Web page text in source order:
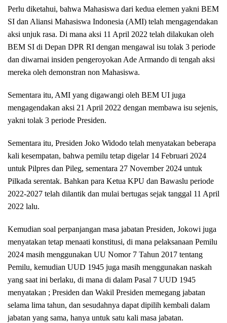
Perlu diketahui, bahwa Mahasiswa dari kedua elemen yakni BEM
SI dan Aliansi Mahasiswa Indonesia (AMI) telah mengagendakan
aksi unjuk rasa. Di mana aksi 11 April 2022 telah dilakukan oleh
BEM SI di Depan DPR RI dengan mengawal isu tolak 3 periode
dan diwarnai insiden pengeroyokan Ade Armando di tengah aksi
mereka oleh demonstran non Mahasiswa.
Sementara itu, AMI yang digawangi oleh BEM UI juga
mengagendakan aksi 21 April 2022 dengan membawa isu sejenis,
yakni tolak 3 periode Presiden.
Sementara itu, Presiden Joko Widodo telah menyatakan beberapa
kali kesempatan, bahwa pemilu tetap digelar 14 Februari 2024
untuk Pilpres dan Pileg, sementara 27 November 2024 untuk
Pilkada serentak. Bahkan para Ketua KPU dan Bawaslu periode
2022-2027 telah dilantik dan mulai bertugas sejak tanggal 11 April
2022 lalu.
Kemudian soal perpanjangan masa jabatan Presiden, Jokowi juga
menyatakan tetap menaati konstitusi, di mana pelaksanaan Pemilu
2024 masih menggunakan UU Nomor 7 Tahun 2017 tentang
Pemilu, kemudian UUD 1945 juga masih menggunakan naskah
yang saat ini berlaku, di mana di dalam Pasal 7 UUD 1945
menyatakan ; Presiden dan Wakil Presiden memegang jabatan
selama lima tahun, dan sesudahnya dapat dipilih kembali dalam
jabatan yang sama, hanya untuk satu kali masa jabatan.